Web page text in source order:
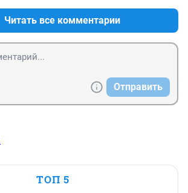
Читать все комментарии
Отправить
ТОП 5